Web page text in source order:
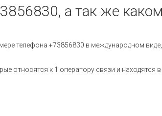
а так же
телефона +73856830 в международном
относятся к 1 оператору связи и находятся в